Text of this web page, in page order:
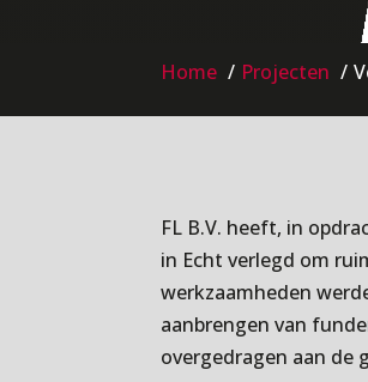
Home Projecten
FL B.V. heeft, in
in Echt verlegd om
werkzaamheden
aanbrengen van
overgedragen aan de